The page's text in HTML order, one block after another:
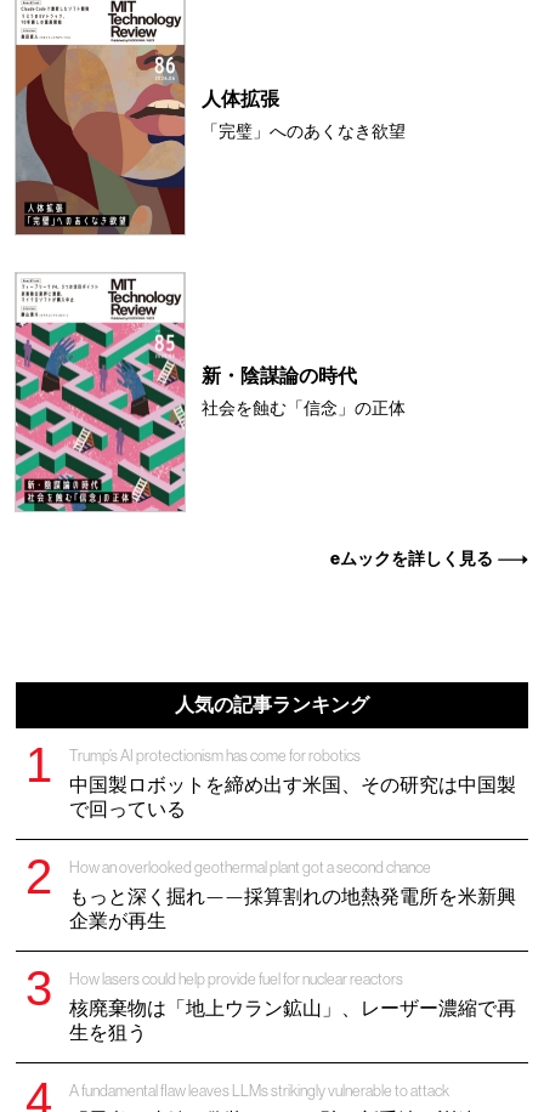
人体拡張
「完璧」へのあくなき欲望
新・陰謀論の時代
社会を蝕む「信念」の正体
eムックを詳しく見る
人気の記事ランキング
Trump’s AI protectionism has come for robotics
中国製ロボットを締め出す米国、その研究は中国製
で回っている
How an overlooked geothermal plant got a second chance
もっと深く掘れ——採算割れの地熱発電所を米新興
企業が再生
How lasers could help provide fuel for nuclear reactors
核廃棄物は「地上ウラン鉱山」、レーザー濃縮で再
生を狙う
A fundamental flaw leaves LLMs strikingly vulnerable to attack